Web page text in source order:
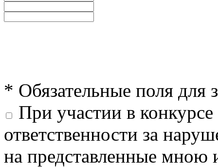
* Обязательные поля для
При участии в
ответственности за
на представленные мною